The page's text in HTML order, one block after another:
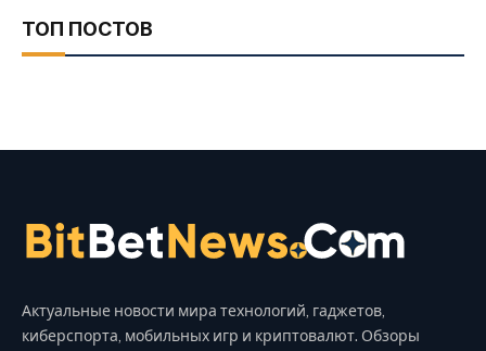
ТОП ПОСТОВ
Актуальные новости мира технологий, гаджетов,
киберспорта, мобильных игр и криптовалют. Обзоры